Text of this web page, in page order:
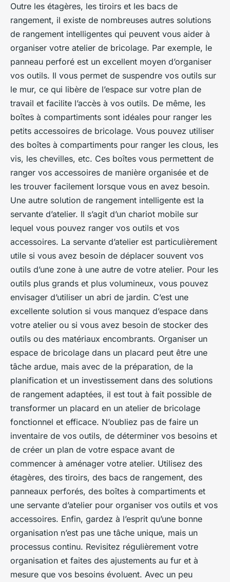
Outre les étagères, les tiroirs et les bacs de
rangement, il existe de nombreuses autres solutions
de rangement intelligentes qui peuvent vous aider à
organiser votre atelier de bricolage. Par exemple, le
panneau perforé est un excellent moyen d’organiser
vos outils. Il vous permet de suspendre vos outils sur
le mur, ce qui libère de l’espace sur votre plan de
travail et facilite l’accès à vos outils. De même, les
boîtes à compartiments sont idéales pour ranger les
petits accessoires de bricolage. Vous pouvez utiliser
des boîtes à compartiments pour ranger les clous, les
vis, les chevilles, etc. Ces boîtes vous permettent de
ranger vos accessoires de manière organisée et de
les trouver facilement lorsque vous en avez besoin.
Une autre solution de rangement intelligente est la
servante d’atelier. Il s’agit d’un chariot mobile sur
lequel vous pouvez ranger vos outils et vos
accessoires. La servante d’atelier est particulièrement
utile si vous avez besoin de déplacer souvent vos
outils d’une zone à une autre de votre atelier. Pour les
outils plus grands et plus volumineux, vous pouvez
envisager d’utiliser un abri de jardin. C’est une
excellente solution si vous manquez d’espace dans
votre atelier ou si vous avez besoin de stocker des
outils ou des matériaux encombrants. Organiser un
espace de bricolage dans un placard peut être une
tâche ardue, mais avec de la préparation, de la
planification et un investissement dans des solutions
de rangement adaptées, il est tout à fait possible de
transformer un placard en un atelier de bricolage
fonctionnel et efficace. N’oubliez pas de faire un
inventaire de vos outils, de déterminer vos besoins et
de créer un plan de votre espace avant de
commencer à aménager votre atelier. Utilisez des
étagères, des tiroirs, des bacs de rangement, des
panneaux perforés, des boîtes à compartiments et
une servante d’atelier pour organiser vos outils et vos
accessoires. Enfin, gardez à l’esprit qu’une bonne
organisation n’est pas une tâche unique, mais un
processus continu. Revisitez régulièrement votre
organisation et faites des ajustements au fur et à
mesure que vos besoins évoluent. Avec un peu